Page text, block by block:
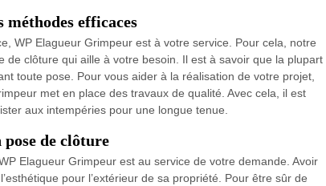
méthodes efficaces
WP Elagueur Grimpeur est à votre service. Pour cela, notre
clôture qui aille à votre besoin. Il est à savoir que la plupart
toute pose. Pour vous aider à la réalisation de votre projet,
met en place des travaux de qualité. Avec cela, il est
aux intempéries pour une longue tenue.
de clôture
Elagueur Grimpeur est au service de votre demande. Avoir
pour l’extérieur de sa propriété. Pour être sûr de